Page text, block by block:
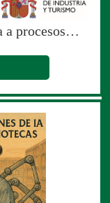
Inteligencia Artificial aplicada a procesos documentales (Edición especial para el Ministerio de Industria y Turismo)